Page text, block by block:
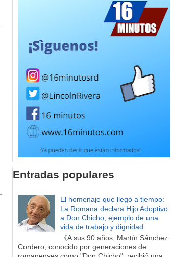
Entradas populares
El homenaje que llegó a tiempo:
La Romana declara Hijo Adoptivo
a Don Chicho, ejemplo de una
vida de trabajo y dignidad
《A sus 90 años, Martín Sánchez
Cordero, conocido por generaciones de